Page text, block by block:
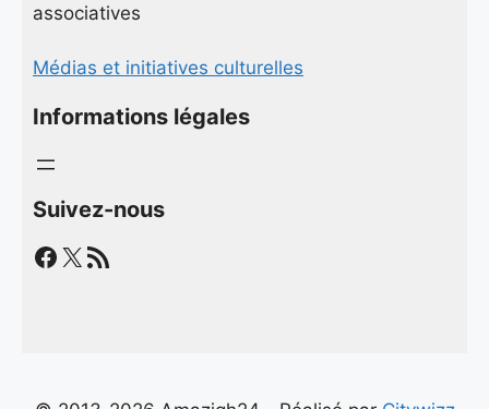
associatives
Médias et initiatives culturelles
Informations légales
Suivez-nous
Facebook
X Flux RSS